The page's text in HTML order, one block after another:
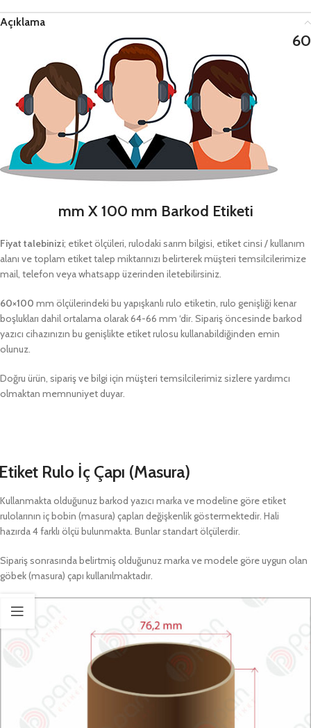
Açıklama
60
mm X 100 mm Barkod Etiketi
Fiyat talebinizi; etiket ölçüleri, rulodaki sarım bilgisi, etiket cinsi / kullanım
alanı ve toplam etiket talep miktarınızı belirterek müşteri temsilcilerimize
mail, telefon veya whatsapp üzerinden iletebilirsiniz.
60×100 mm ölçülerindeki bu yapışkanlı rulo etiketin, rulo genişliği kenar
boşlukları dahil ortalama olarak 64-66 mm ‘dir. Sipariş öncesinde barkod
yazıcı cihazınızın bu genişlikte etiket rulosu kullanabildiğinden emin
olunuz.
Doğru ürün, sipariş ve bilgi için müşteri temsilcilerimiz sizlere yardımcı
olmaktan memnuniyet duyar.
Rulo İç Çapı (Masura)
Kullanmakta olduğunuz barkod yazıcı marka ve modeline göre etiket
rulolarının iç bobin (masura) çapları değişkenlik göstermektedir. Hali
hazırda 4 farklı ölçü bulunmakta. Bunlar standart ölçülerdir.
Sipariş sonrasında belirtmiş olduğunuz marka ve modele göre uygun olan
göbek (masura) çapı kullanılmaktadır.